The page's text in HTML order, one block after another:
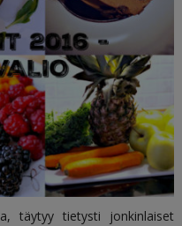
täytyy tietysti jonkinlaiset